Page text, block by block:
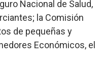
Nacional de Salud,
la Comisión
de pequeñas y
Económicos, el